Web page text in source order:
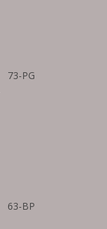
73-PG
63-BP